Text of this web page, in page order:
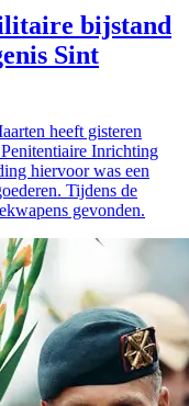
bijstand
Sint
heeft gisteren
Inrichting
hiervoor was een
Tijdens de
gevonden.